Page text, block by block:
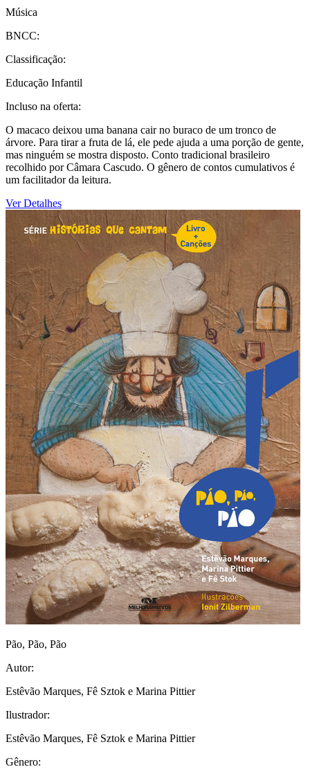
Música
BNCC:
Classificação:
Educação Infantil
Incluso na oferta:
O macaco deixou uma banana cair no buraco de um tronco de
árvore. Para tirar a fruta de lá, ele pede ajuda a uma porção de gente,
mas ninguém se mostra disposto. Conto tradicional brasileiro
recolhido por Câmara Cascudo. O gênero de contos cumulativos é
um facilitador da leitura.
Ver Detalhes
Pão, Pão, Pão
Autor:
Estêvão Marques, Fê Sztok e Marina Pittier
Ilustrador:
Estêvão Marques, Fê Sztok e Marina Pittier
Gênero: